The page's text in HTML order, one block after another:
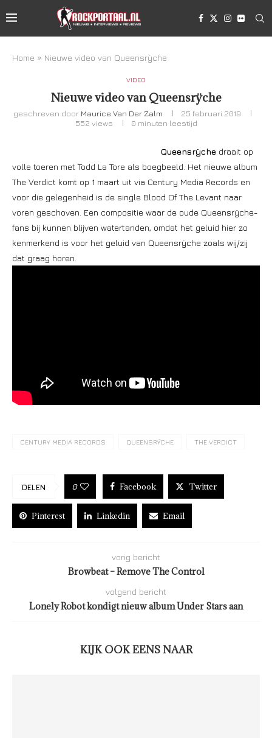
Home » Nieuwe video van Queensrÿche
VIDEO
Nieuwe video van Queensrÿche
geschreven door Maurice Van Der Zalm
25 februari 2019
552 views 0 minuten leestijd
Queensrÿche draait op
volle toeren met Todd La Tore als boegbeeld. Het nieuwe album
The Verdict komt op 1 maart uit via Century Media Records en
voor die gelegenheid is de single Blood Of The Levant naar
voren geschoven. Een compositie waar de oude Queensrÿche-
fans bij kunnen blijven watertanden, omdat het geluid hier zo
kenmerkend is voor het geluid van Queensrÿche zoals wij/zij
dat graag horen.
CENTURY MEDIA RECORDS QUEENSRŸCHE THE VERDICT
DELEN 0 Facebook Twitter
Pinterest Linkedin Email
vorig bericht
Browbeat – Remove The Control
volgend bericht
Lonely Robot kondigt nieuw album Under Stars aan
KIJK OOK EENS NAAR